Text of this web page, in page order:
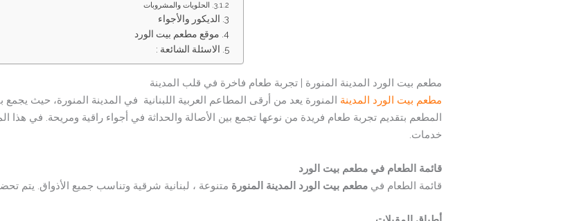
الحلويات والمشروبات
الديكور والأجواء
موقع مطعم بيت الورد
الاسئلة الشائعة :
مطعم بيت الورد المدينة المنورة | تجربة طعام فاخرة في قلب المدينة
مطعم بيت الورد المدينة المنورة يعد من أرقى المطاعم العربية اللبنانية في المدينة المنورة، حيث يجمع
المطعم بتقديم تجربة طعام فريدة من نوعها تجمع بين الأصالة والحداثة في أجواء راقية ومريحة. في
خدمات.
قائمة الطعام في مطعم بيت الورد
قائمة الطعام فيمطعم بيت الورد المدينة المنورة متنوعة ، لبنانية شرقية وتناسب جميع الأذواق. يتم